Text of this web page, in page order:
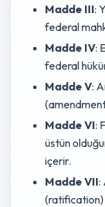
Madde III:
federal
Madde IV:
federal
Madde V:
Madde VI:
üstün
içerir.
Madde VII:
(ratification)